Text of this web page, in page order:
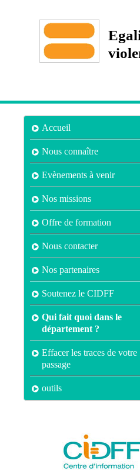
Accueil
Nous connaître
Evènements à venir
Nos missions
Offre de formation
Nous contacter
Nos partenaires
Soutenez le CIDFF
Qui fait quoi dans le
département ?
Effacer les traces de votre
passage
outils